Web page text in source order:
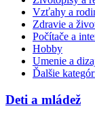
Vzťahy a
Zdravie a
Počítače a
Hobby
Umenie a
Ďalšie
Deti a mládež